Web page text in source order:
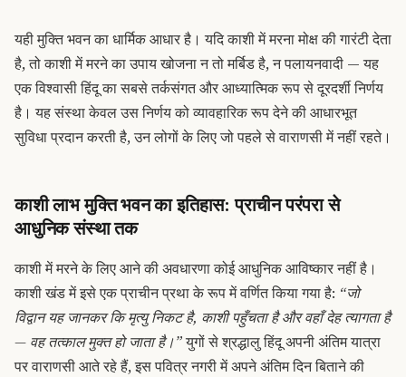
यही मुक्ति भवन का धार्मिक आधार है। यदि काशी में मरना मोक्ष की गारंटी देता
है, तो काशी में मरने का उपाय खोजना न तो मर्बिड है, न पलायनवादी — यह
एक विश्वासी हिंदू का सबसे तर्कसंगत और आध्यात्मिक रूप से दूरदर्शी निर्णय
है। यह संस्था केवल उस निर्णय को व्यावहारिक रूप देने की आधारभूत
सुविधा प्रदान करती है, उन लोगों के लिए जो पहले से वाराणसी में नहीं रहते।
काशी लाभ मुक्ति भवन का इतिहास: प्राचीन परंपरा से
आधुनिक संस्था तक
काशी में मरने के लिए आने की अवधारणा कोई आधुनिक आविष्कार नहीं है।
काशी खंड में इसे एक प्राचीन प्रथा के रूप में वर्णित किया गया है: “जो
विद्वान यह जानकर कि मृत्यु निकट है, काशी पहुँचता है और वहाँ देह त्यागता है
— वह तत्काल मुक्त हो जाता है।”युगों से श्रद्धालु हिंदू अपनी अंतिम यात्रा
पर वाराणसी आते रहे हैं, इस पवित्र नगरी में अपने अंतिम दिन बिताने की